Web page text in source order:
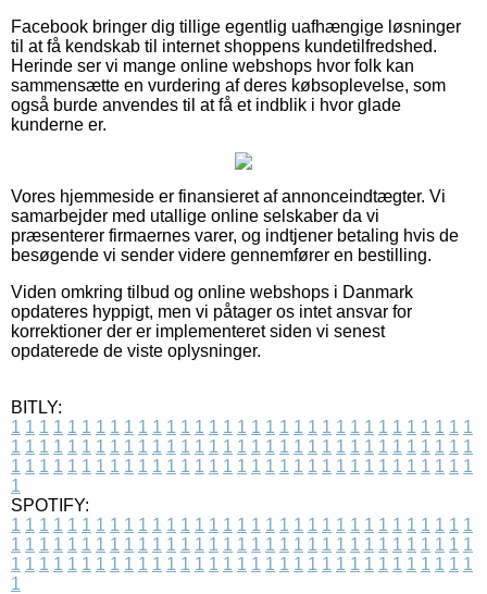
Facebook bringer dig tillige egentlig uafhængige løsninger
til at få kendskab til internet shoppens kundetilfredshed.
Herinde ser vi mange online webshops hvor folk kan
sammensætte en vurdering af deres købsoplevelse, som
også burde anvendes til at få et indblik i hvor glade
kunderne er.
Vores hjemmeside er finansieret af annonceindtægter. Vi
samarbejder med utallige online selskaber da vi
præsenterer firmaernes varer, og indtjener betaling hvis de
besøgende vi sender videre gennemfører en bestilling.
Viden omkring tilbud og online webshops i Danmark
opdateres hyppigt, men vi påtager os intet ansvar for
korrektioner der er implementeret siden vi senest
opdaterede de viste oplysninger.
BITLY:
1 1 1 1 1 1 1 1 1 1 1 1 1 1 1 1 1 1 1 1 1 1 1 1 1 1 1 1 1 1 1 1 1
1 1 1 1 1 1 1 1 1 1 1 1 1 1 1 1 1 1 1 1 1 1 1 1 1 1 1 1 1 1 1 1 1
1 1 1 1 1 1 1 1 1 1 1 1 1 1 1 1 1 1 1 1 1 1 1 1 1 1 1 1 1 1 1 1 1
1
SPOTIFY:
1 1 1 1 1 1 1 1 1 1 1 1 1 1 1 1 1 1 1 1 1 1 1 1 1 1 1 1 1 1 1 1 1
1 1 1 1 1 1 1 1 1 1 1 1 1 1 1 1 1 1 1 1 1 1 1 1 1 1 1 1 1 1 1 1 1
1 1 1 1 1 1 1 1 1 1 1 1 1 1 1 1 1 1 1 1 1 1 1 1 1 1 1 1 1 1 1 1 1
1